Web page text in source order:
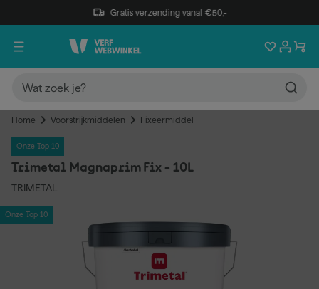
Gratis verzending vanaf €50,-
Home Voorstrijkmiddelen Fixeermiddel
Onze Top 10
Trimetal Magnaprim Fix - 10L
TRIMETAL
Onze Top 10